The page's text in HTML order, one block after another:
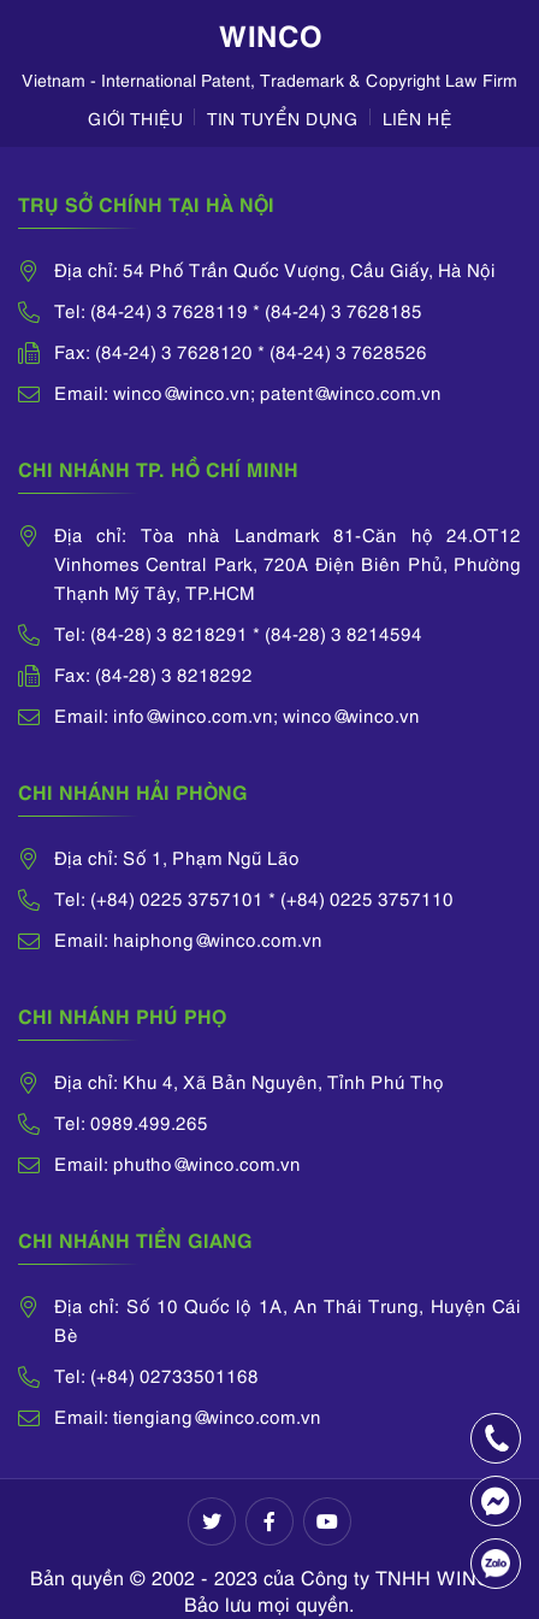
WINCO
Vietnam - International Patent, Trademark & Copyright Law Firm
GIỚI THIỆU
TIN TUYỂN DỤNG LIÊN HỆ
TRỤ SỞ CHÍNH TẠI HÀ NỘI
Địa chỉ: 54 Phố Trần Quốc Vượng, Cầu Giấy, Hà Nội
Tel: (84-24) 3 7628119 * (84-24) 3 7628185
Fax: (84-24) 3 7628120 * (84-24) 3 7628526
Email: winco@winco.vn; patent@winco.com.vn
CHI NHÁNH TP. HỒ CHÍ MINH
Địa chỉ: Tòa nhà Landmark 81-Căn hộ 24.OT12
Vinhomes Central Park, 720A Điện Biên Phủ, Phường
Thạnh Mỹ Tây, TP.HCM
Tel: (84-28) 3 8218291 * (84-28) 3 8214594
Fax: (84-28) 3 8218292
Email: info@winco.com.vn; winco@winco.vn
CHI NHÁNH HẢI PHÒNG
Địa chỉ: Số 1, Phạm Ngũ Lão
Tel: (+84) 0225 3757101 * (+84) 0225 3757110
Email: haiphong@winco.com.vn
CHI NHÁNH PHÚ PHỌ
Địa chỉ: Khu 4, Xã Bản Nguyên, Tỉnh Phú Thọ
Tel: 0989.499.265
Email: phutho@winco.com.vn
CHI NHÁNH TIỀN GIANG
Địa chỉ: Số 10 Quốc lộ 1A, An Thái Trung, Huyện Cái
Bè
Tel: (+84) 02733501168
Email: tiengiang@winco.com.vn
Bản quyền © 2002 - 2023 của Công ty TNHH WINCO.
Bảo lưu mọi quyền.